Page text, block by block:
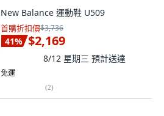
New Balance 運動鞋 U509
首購折扣價$3,736
41% $2,169
8/12 星期三 預計送達
免運
(2)